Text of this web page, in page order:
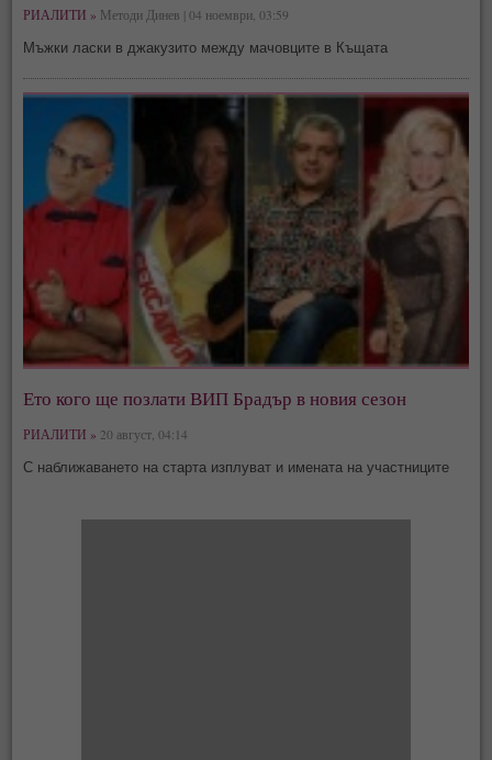
РИАЛИТИ » Методи Динев | 04 ноември, 03:59
Мъжки ласки в джакузито между мачовците в Къщата
Ето кого ще позлати ВИП Брадър в новия сезон
РИАЛИТИ » 20 август, 04:14
С наближаването на старта изплуват и имената на участниците